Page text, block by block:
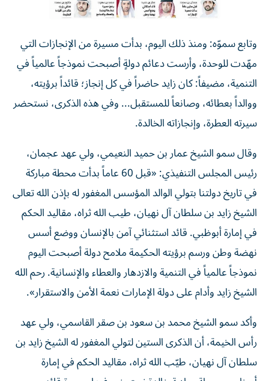
وتابع سموّه: ومنذ ذلك اليوم، بدأت مسيرة من الإنجازات التي
مهّدت للوحدة، وأرست دعائم دولةٍ أصبحت نموذجاً عالمياً في
التنمية، مضيفاً: كان زايد حاضراً في كل إنجاز؛ قائداً برؤيته،
ووالداً بعطائه، وصانعاً للمستقبل... وفي هذه الذكرى، نستحضر
سيرته العطرة، وإنجازاته الخالدة.
وقال سمو الشيخ عمار بن حميد النعيمي، ولي عهد عجمان،
رئيس المجلس التنفيذي: «قبل 60 عاماً بدأت محطة مباركة
في تاريخ دولتنا بتولي الوالد المؤسس المغفور له بإذن الله تعالى
الشيخ زايد بن سلطان آل نهيان، طيب الله ثراه، مقاليد الحكم
في إمارة أبوظبي. قائد استثنائي آمن بالإنسان ووضع أسس
نهضة وطن ورسم برؤيته الحكيمة ملامح دولة أصبحت اليوم
نموذجاً عالمياً في التنمية والازدهار والعطاء والإنسانية. رحم الله
الشيخ زايد وأدام على دولة الإمارات نعمة الأمن والاستقرار».
وأكد سمو الشيخ محمد بن سعود بن صقر القاسمي، ولي عهد
رأس الخيمة، أن الذكرى الستين لتولي المغفور له الشيخ زايد بن
سلطان آل نهيان، طيّب الله ثراه، مقاليد الحكم في إمارة